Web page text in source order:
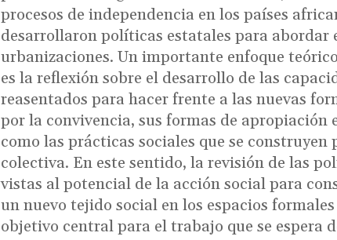
procesos de independencia en los países
desarrollaron políticas estatales para abordar
urbanizaciones. Un importante enfoque
es la reflexión sobre el desarrollo de las
reasentados para hacer frente a las nuevas
por la convivencia, sus formas de apropiación
como las prácticas sociales que se construyen
colectiva. En este sentido, la revisión de las
vistas al potencial de la acción social para
un nuevo tejido social en los espacios
objetivo central para el trabajo que se espera